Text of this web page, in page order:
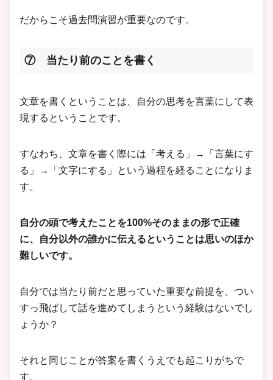
だからこそ過去問演習が重要なのです。
⑦ 当たり前のことを書く
文章を書くということは、自分の思考を言葉にして表
現するということです。
すなわち、文章を書く際には「考える」→「言葉にす
る」→「文字にする」という過程を経ることになりま
す。
自分の頭で考えたことを100%そのままの形で正確
に、自分以外の誰かに伝えるということは思いのほか
難しいです。
自分では当たり前だと思っていた重要な前提を、つい
すっ飛ばして話を進めてしまうという経験はないでし
ょうか？
それと同じことが答案を書くうえでも起こりがちで
す。